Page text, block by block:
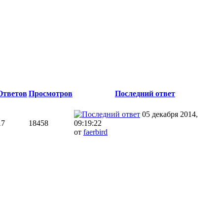
Просмотров
Последний ответ
18458
05 декабря 2014,
09:19:22
от faerbird